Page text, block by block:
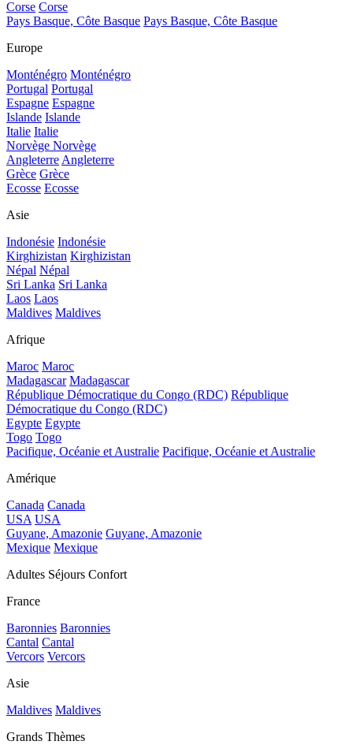
Corse Corse
Pays Basque, Côte Basque Pays Basque, Côte Basque
Europe
Monténégro Monténégro
Portugal Portugal
Espagne Espagne
Islande Islande
Italie Italie
Norvège Norvège
AngleterreAngleterre
Grèce Grèce
Ecosse Ecosse
Asie
Indonésie Indonésie
Kirghizistan Kirghizistan
Népal Népal
Sri Lanka Sri Lanka
Laos Laos
Maldives Maldives
Afrique
Maroc Maroc
Madagascar Madagascar
République Démocratique du Congo (RDC) République
Démocratique du Congo (RDC)
Egypte Egypte
Togo Togo
Pacifique, Océanie et Australie Pacifique, Océanie et Australie
Amérique
Canada Canada
USA USA
Guyane, Amazonie Guyane, Amazonie
Mexique Mexique
Adultes Séjours Confort
France
Baronnies Baronnies
Cantal Cantal
Vercors Vercors
Asie
Maldives Maldives
Grands Thèmes